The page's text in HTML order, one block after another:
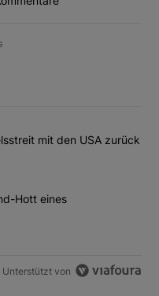
kommentierten
schlägt im Handelsstreit
mit den USA zurück
Aufsteiger: Hüst-und-Hott
Hott eines
Unterstützt von